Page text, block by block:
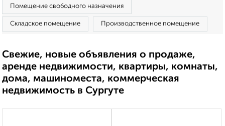
Помещение свободного назначения
Складское помещение Производственное помещение
Свежие, новые объявления о продаже,
аренде недвижимости, квартиры, комнаты,
дома, машиноместа, коммерческая
недвижимость в Сургуте